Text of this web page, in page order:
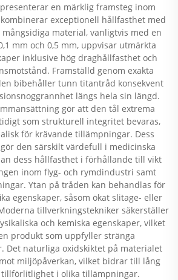
en märklig framsteg inom
exceptionell hållfasthet med
material, vanligtvis med en
mm och 0,5 mm, uppvisar utmärkta
inklusive hög draghållfasthet och
Framställd genom exakta
bibehåller tunn titantråd konsekvent
längs hela sin längd.
gör att den tål extrema
som strukturell integritet bevaras,
för krävande tillämpningar. Dess
den särskilt värdefull i medicinska
dess hållfasthet i förhållande till vikt
inom flyg- och rymdindustri samt
Ytan på tråden kan behandlas för
egenskaper, såsom ökat slitage- eller
tillverkningstekniker säkerställer
och kemiska egenskaper, vilket
produkt som uppfyller stränga
Det naturliga oxidskiktet på materialet
miljöpåverkan, vilket bidrar till lång
tillförlitlighet i olika tillämpningar.